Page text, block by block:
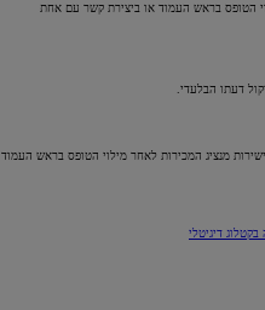
הטופס בראש העמוד או ביצירת קשר עם אחת
דעתו הבלעדי.
מנציג המכירות לאחר מילוי הטופס בראש העמוד
בקטלוג דיגיטלי